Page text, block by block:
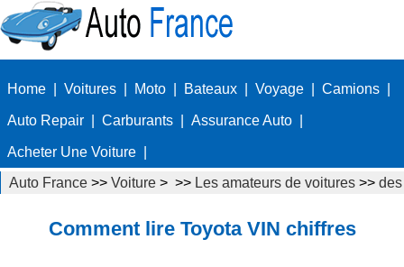
Home Voitures Moto Bateaux Voyage Camions
Auto Repair Carburants Assurance Auto
Acheter Une Voiture
Auto France >> Voiture > >> Les amateurs de voitures >> des
Comment lire Toyota VIN chiffres